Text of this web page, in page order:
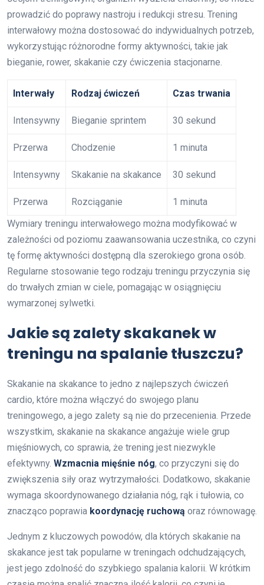
prowadzić do poprawy nastroju i redukcji stresu. Trening
interwałowy można dostosować do indywidualnych potrzeb,
wykorzystując różnorodne formy aktywności, takie jak
bieganie, rower, skakanie czy ćwiczenia stacjonarne.
Interwały Rodzaj ćwiczeń Czas trwania
Intensywny Bieganie sprintem 30 sekund
Przerwa Chodzenie 1 minuta
Intensywny Skakanie na skakance 30 sekund
Przerwa Rozciąganie
1 minuta
Wymiary treningu interwałowego można modyfikować w
zależności od poziomu zaawansowania uczestnika, co czyni
tę formę aktywności dostępną dla szerokiego grona osób.
Regularne stosowanie tego rodzaju treningu przyczynia się
do trwałych zmian w ciele, pomagając w osiągnięciu
wymarzonej sylwetki.
Jakie są zalety skakanek w
treningu na spalanie tłuszczu?
Skakanie na skakance to jedno z najlepszych ćwiczeń
cardio, które można włączyć do swojego planu
treningowego, a jego zalety są nie do przecenienia. Przede
wszystkim, skakanie na skakance angażuje wiele grup
mięśniowych, co sprawia, że trening jest niezwykle
efektywny. Wzmacnia mięśnie nóg, co przyczyni się do
zwiększenia siły oraz wytrzymałości. Dodatkowo, skakanie
wymaga skoordynowanego działania nóg, rąk i tułowia, co
znacząco poprawia koordynację ruchową oraz równowagę.
Jednym z kluczowych powodów, dla których skakanie na
skakance jest tak popularne w treningach odchudzających,
jest jego zdolność do szybkiego spalania kalorii. W krótkim